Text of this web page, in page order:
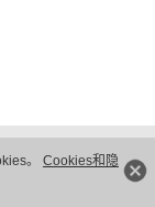
。 Cookies和隐